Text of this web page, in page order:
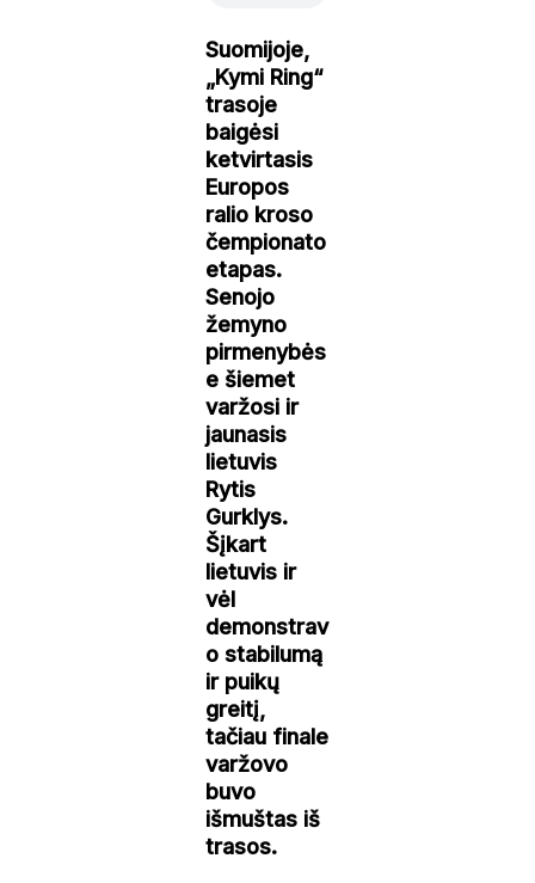
Suomijoje,
„Kymi Ring“
trasoje
baigėsi
ketvirtasis
Europos
ralio kroso
čempionato
etapas.
Senojo
žemyno
pirmenybės
e šiemet
varžosi ir
jaunasis
lietuvis
Rytis
Gurklys.
Šįkart
lietuvis ir
vėl
demonstrav
o stabilumą
ir puikų
greitį,
tačiau finale
varžovo
buvo
išmuštas iš
trasos.